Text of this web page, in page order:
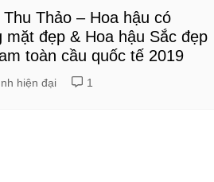
Thu Thảo – Hoa hậu có
mặt đẹp & Hoa hậu Sắc đẹp
toàn cầu quốc tế 2019
hiện đại 1